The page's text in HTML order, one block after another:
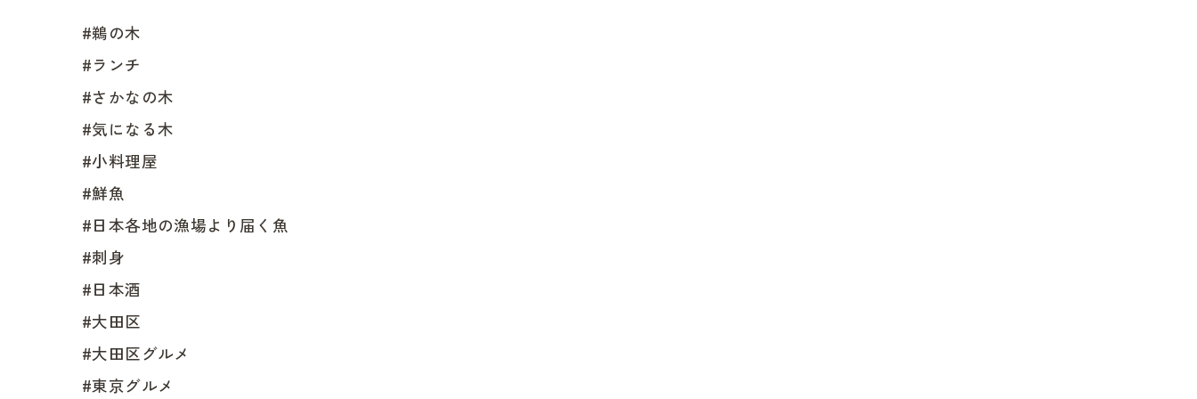
#鵜の木
#ランチ
#さかなの木
#気になる木
#小料理屋
#鮮魚
#日本各地の漁場より届く魚
#刺身
#日本酒
#大田区
#大田区グルメ
#東京グルメ